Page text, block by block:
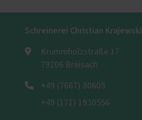
Schreinerei Christian Krajewski
Krummholzstraße 17
79206 Breisach
+49 (7667) 80605
+49 (171) 1930556